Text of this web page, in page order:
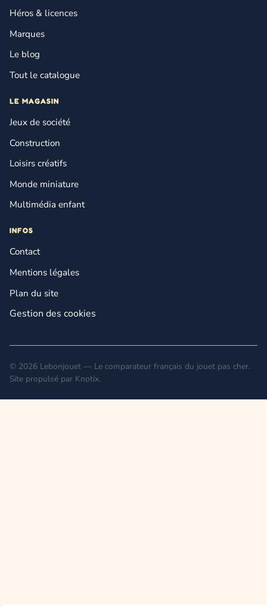
Héros & licences
Marques
Le blog
Tout le catalogue
LE MAGASIN
Jeux de société
Construction
Loisirs créatifs
Monde miniature
Multimédia enfant
INFOS
Contact
Mentions légales
Plan du site
Gestion des cookies
© 2026 Lebonjouet — Le comparateur français du jouet pas cher.
Site propulsé par Knotix.